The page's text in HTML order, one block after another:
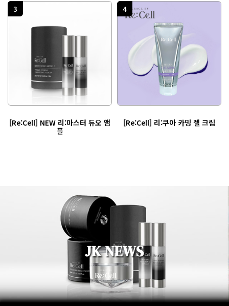
[Re:Cell] 리:쿠아 카밍 젤 크림
[Re:Cell] NEW 디바이스 어드밴스
JK NEWS